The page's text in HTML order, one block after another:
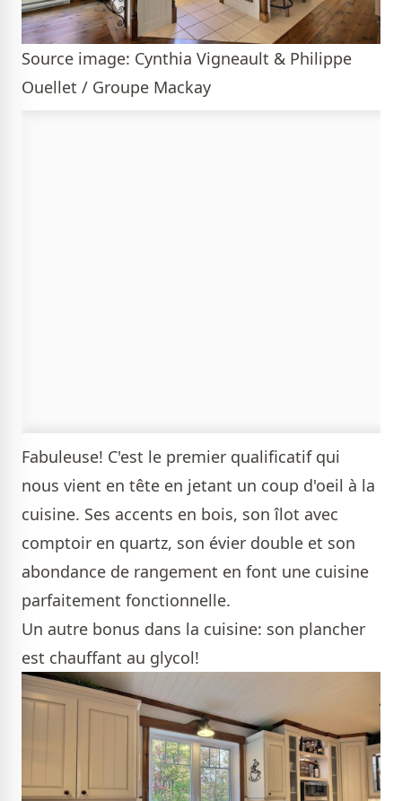
Source image: Cynthia Vigneault & Philippe
Ouellet / Groupe Mackay
Fabuleuse! C'est le premier qualificatif qui
nous vient en tête en jetant un coup d'oeil à la
cuisine. Ses accents en bois, son îlot avec
comptoir en quartz, son évier double et son
abondance de rangement en font une cuisine
parfaitement fonctionnelle.
Un autre bonus dans la cuisine: son plancher
est chauffant au glycol!